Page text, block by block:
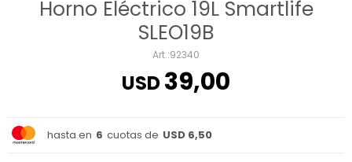
Horno Eléctrico 19L Smartlife
SLEO19B
92340
USD39,00
hasta en 6 cuotas de USD 6,50